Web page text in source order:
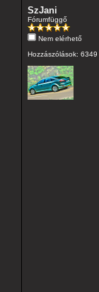
SzJani
Fórumfüggő
Nem elérhető
Hozzászólások: 6349